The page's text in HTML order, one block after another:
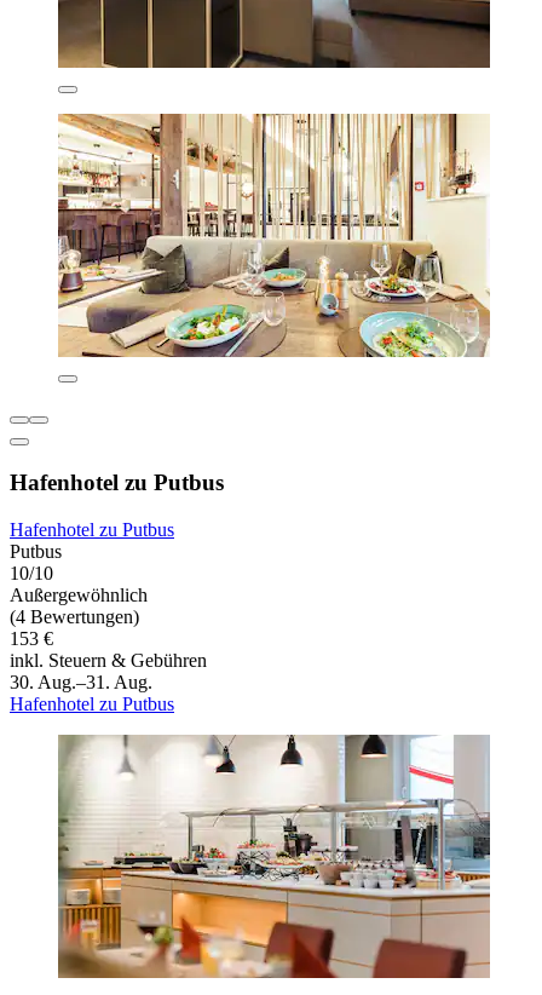
Hafenhotel zu Putbus
Hafenhotel zu Putbus
Putbus
10/10
Außergewöhnlich
(4 Bewertungen)
153 €
inkl. Steuern & Gebühren
30. Aug.–31. Aug.
Hafenhotel zu Putbus